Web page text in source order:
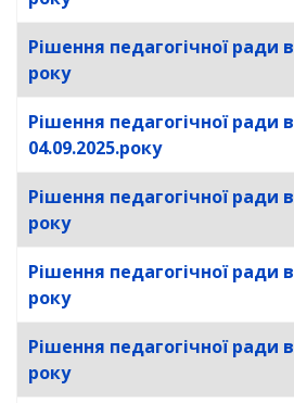
Рішення педагогічної ради
року
Рішення педагогічної ради
04.09.2025.року
Рішення педагогічної ради
року
Рішення педагогічної ради
року
Рішення педагогічної ради
року